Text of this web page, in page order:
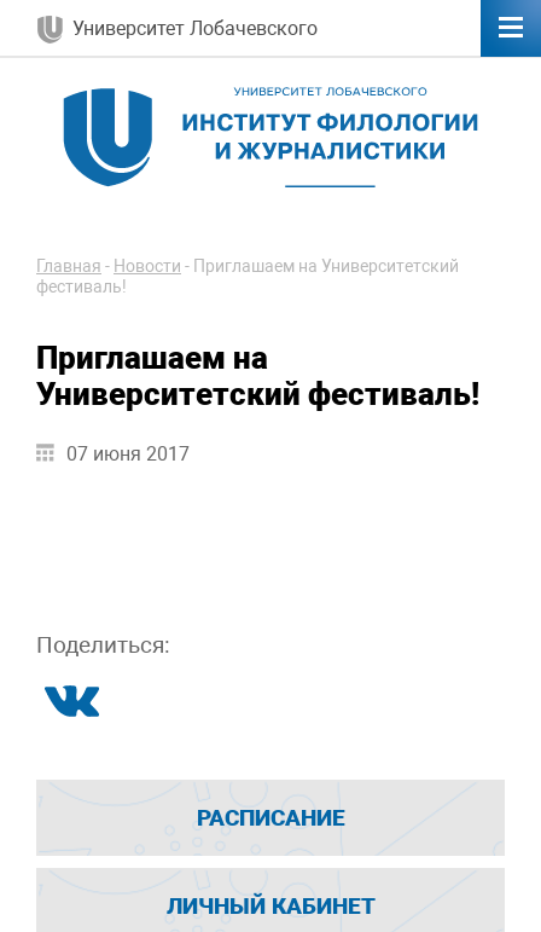
Университет Лобачевского
Главная - Новости - Приглашаем на Университетский
фестиваль!
Приглашаем на
Университетский фестиваль!
07 июня 2017
Поделиться:
РАСПИСАНИЕ
ЛИЧНЫЙ КАБИНЕТ